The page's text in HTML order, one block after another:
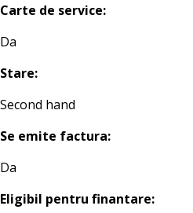
Carte de service:
Da
Stare:
Second hand
Se emite factura:
Da
Eligibil pentru finantare: